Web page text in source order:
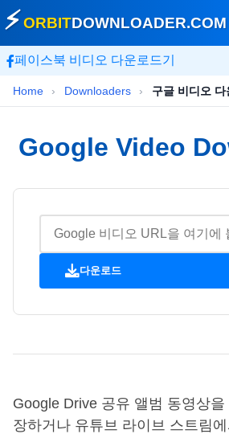
⚡ORBITDOWNLOADER.COM
페이스북 비디오 다운로드기
Home › Downloaders › 구글 비디오 다
Google Video
다운로드
Google Drive 공유 앨범 동영상을
장하거나 유튜브 라이브 스트림